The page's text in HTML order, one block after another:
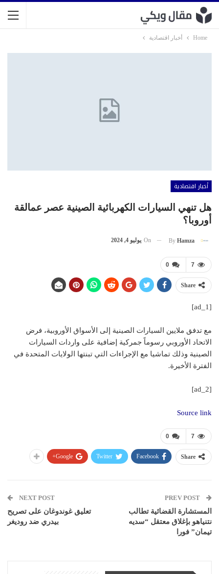
Home أخبار اقتصادية
أخبار اقتصادية
هل تنهي السيارات الكهربائية الصينية عصر عمالقة
أوروبا؟
By Hamza
On يوليو 4, 2024
0 7
Share
[ad_1]
مع تدفق ملايين السيارات الصينية إلى الأسواق الأوروبية، فرض
الاتحاد الأوروبي رسوماً جمركية إضافية على واردات السيارات
الصينية وذلك تماشيا مع الإجراءات التي تبنتها الولايات المتحدة في
الفترة الأخيرة.
[ad_2]
Source link
0 7
Share
Facebook
Twitter
Google+
المستشارة القضائية تطالب
نتنياهو بإغلاق معتقل “سديه
تيمان” فورا
NEXT POST
تعليق غوندوغان على تصريح
بيدري ضد روديغر